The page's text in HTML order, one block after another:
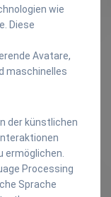
wie
Diese
Avatare,
maschinelles
der künstlichen
ermöglichen.
Processing
Sprache